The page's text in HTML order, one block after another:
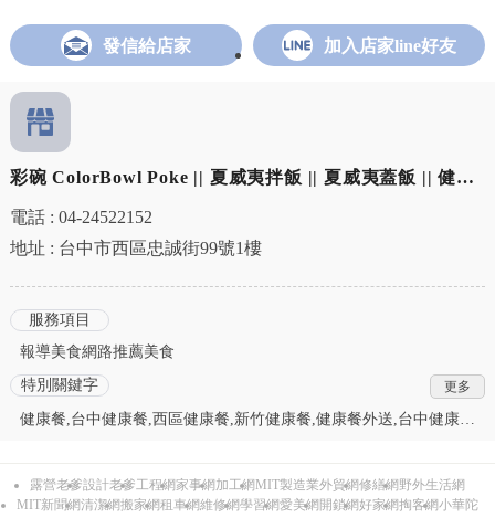
發信給店家 加入店家line好友
彩碗 ColorBowl Poke || 夏威夷拌飯 || 夏威夷蓋飯 || 健康
餐加盟 || 夏威夷拌飯加盟 || 夏威夷蓋飯加盟
電話 : 04-24522152
地址 : 台中市西區忠誠街99號1樓
服務項目
報導美食網路推薦美食
特別關鍵字
健康餐,台中健康餐,西區健康餐,新竹健康餐,健康餐外送,台中健康餐
西區餐飲創業加盟,新竹餐飲創業加盟,健康餐加盟,台中健康餐加盟,
西區健康餐加盟,新竹健康餐加盟,夏威夷拌飯加盟,台中夏威夷拌飯
露營老爹設計老爹工程網家事網加工網MIT製造業外貿網修繕網野外生活網
MIT新聞網清潔網搬家網租車網維修網學習網愛美網開鎖網好家網掏客網小華陀